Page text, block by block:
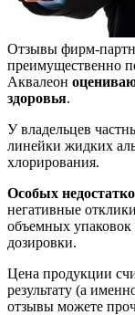
Отзывы фирм-
преимущественно
Аквалеон
здоровья.
У владельцев
линейки жидких
хлорирования.
Особых
негативные
объемных упаковок
дозировки.
Цена продукции
результату (а
отзывы можете